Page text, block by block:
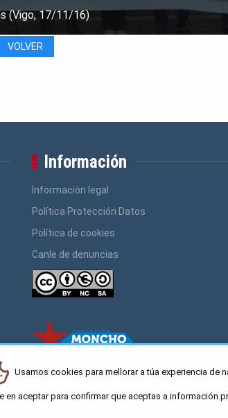
(Vigo, 17/11/16)
VOLVER
Información
Información legal
Política Protección Datos
Política de cookies
Canle de denuncias
Usamos cookies para mellorar a túa experiencia de
en aceptar para confirmar que aceptas a información